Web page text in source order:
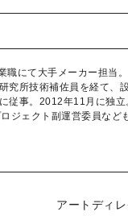
にて大手メーカー担当
究所技術補佐員を経て、
従事。2012年11月に独
ジェクト副運営委員など
アートディ